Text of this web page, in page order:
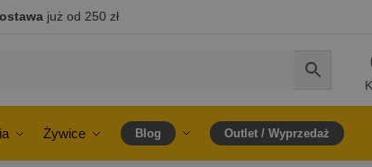
już od 250 zł
Żywice Blog Outlet / Wyprzedaż